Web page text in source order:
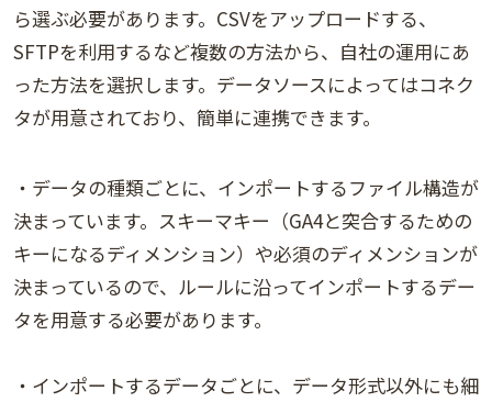
ら選ぶ必要があります。CSVをアップロードする、
SFTPを利用するなど複数の方法から、自社の運用にあ
った方法を選択します。データソースによってはコネク
タが用意されており、簡単に連携できます。
・データの種類ごとに、インポートするファイル構造が
決まっています。スキーマキー（GA4と突合するための
キーになるディメンション）や必須のディメンションが
決まっているので、ルールに沿ってインポートするデー
タを用意する必要があります。
・インポートするデータごとに、データ形式以外にも細